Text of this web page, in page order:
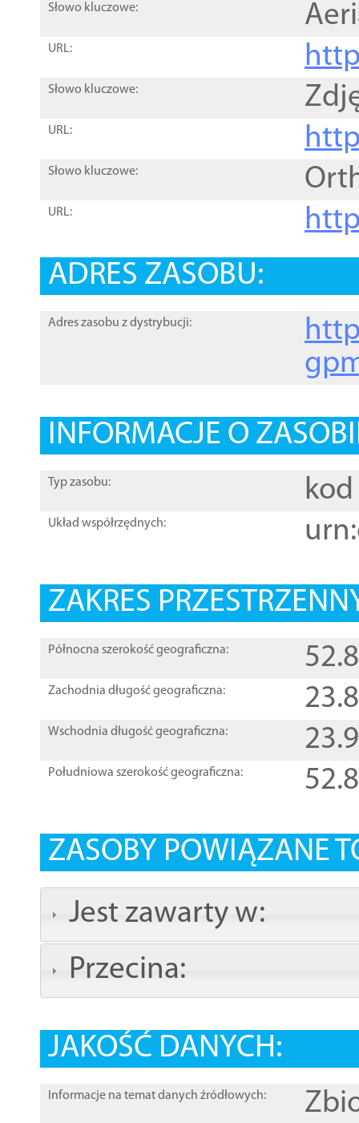
Słowo kluczowe:
URL:
Słowo kluczowe:
URL:
Słowo kluczowe:
URL:
ADRES ZASOBU:
Adres zasobu z dystrybucji:
INFORMACJE O
Typ zasobu: kod
Układ współrzędnych:
ZAKRES
Północna szerokość geograficzna:
Zachodnia długość geograficzna:
Wschodnia długość geograficzna:
Południowa szerokość geograficzna:
ZASOBY POWIĄZANE
Jest zawarty w:
Przecina:
JAKOŚĆ DANYCH:
Informacje na temat danych źródłowych: